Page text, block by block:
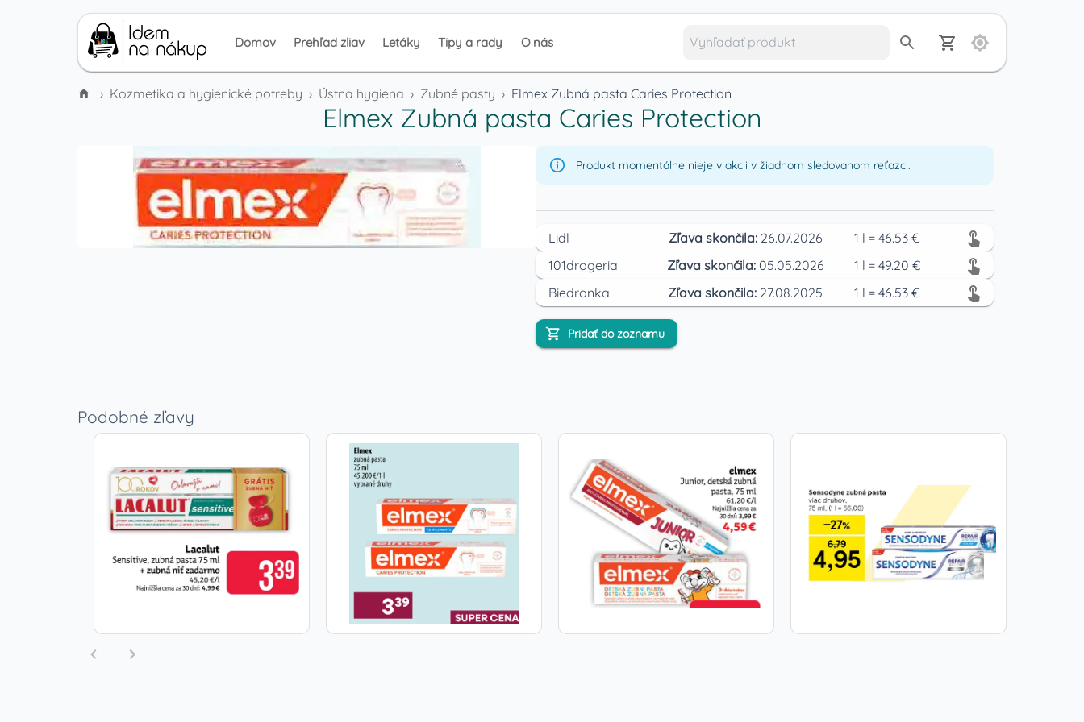
Domov Prehľad zliav Letáky Tipy a rady O nás
› Kozmetika a hygienické potreby › Ústna hygiena › Zubné pasty › Elmex Zubná pasta Caries Protection
Elmex Zubná pasta Caries Protection
Produkt momentálne nieje v akcii v žiadnom sledovanom reťazci.
Lidl Zľava skončila: 26.07.2026 1 l = 46.53€
101drogeria
Zľava skončila: 05.05.2026 1 l = 49.20 €
Biedronka
Zľava skončila: 27.08.2025 1 l = 46.53€
Pridať do zoznamu
Podobné zľavy